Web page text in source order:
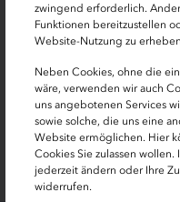
zwingend erforderlich.
Funktionen bereitzustellen
Website-Nutzung zu
Neben Cookies, ohne die
wäre, verwenden wir auch
uns angebotenen Services
sowie solche, die uns eine
Website ermöglichen. Hier
Cookies Sie zulassen
jederzeit ändern oder Ihre
widerrufen.
Zoom